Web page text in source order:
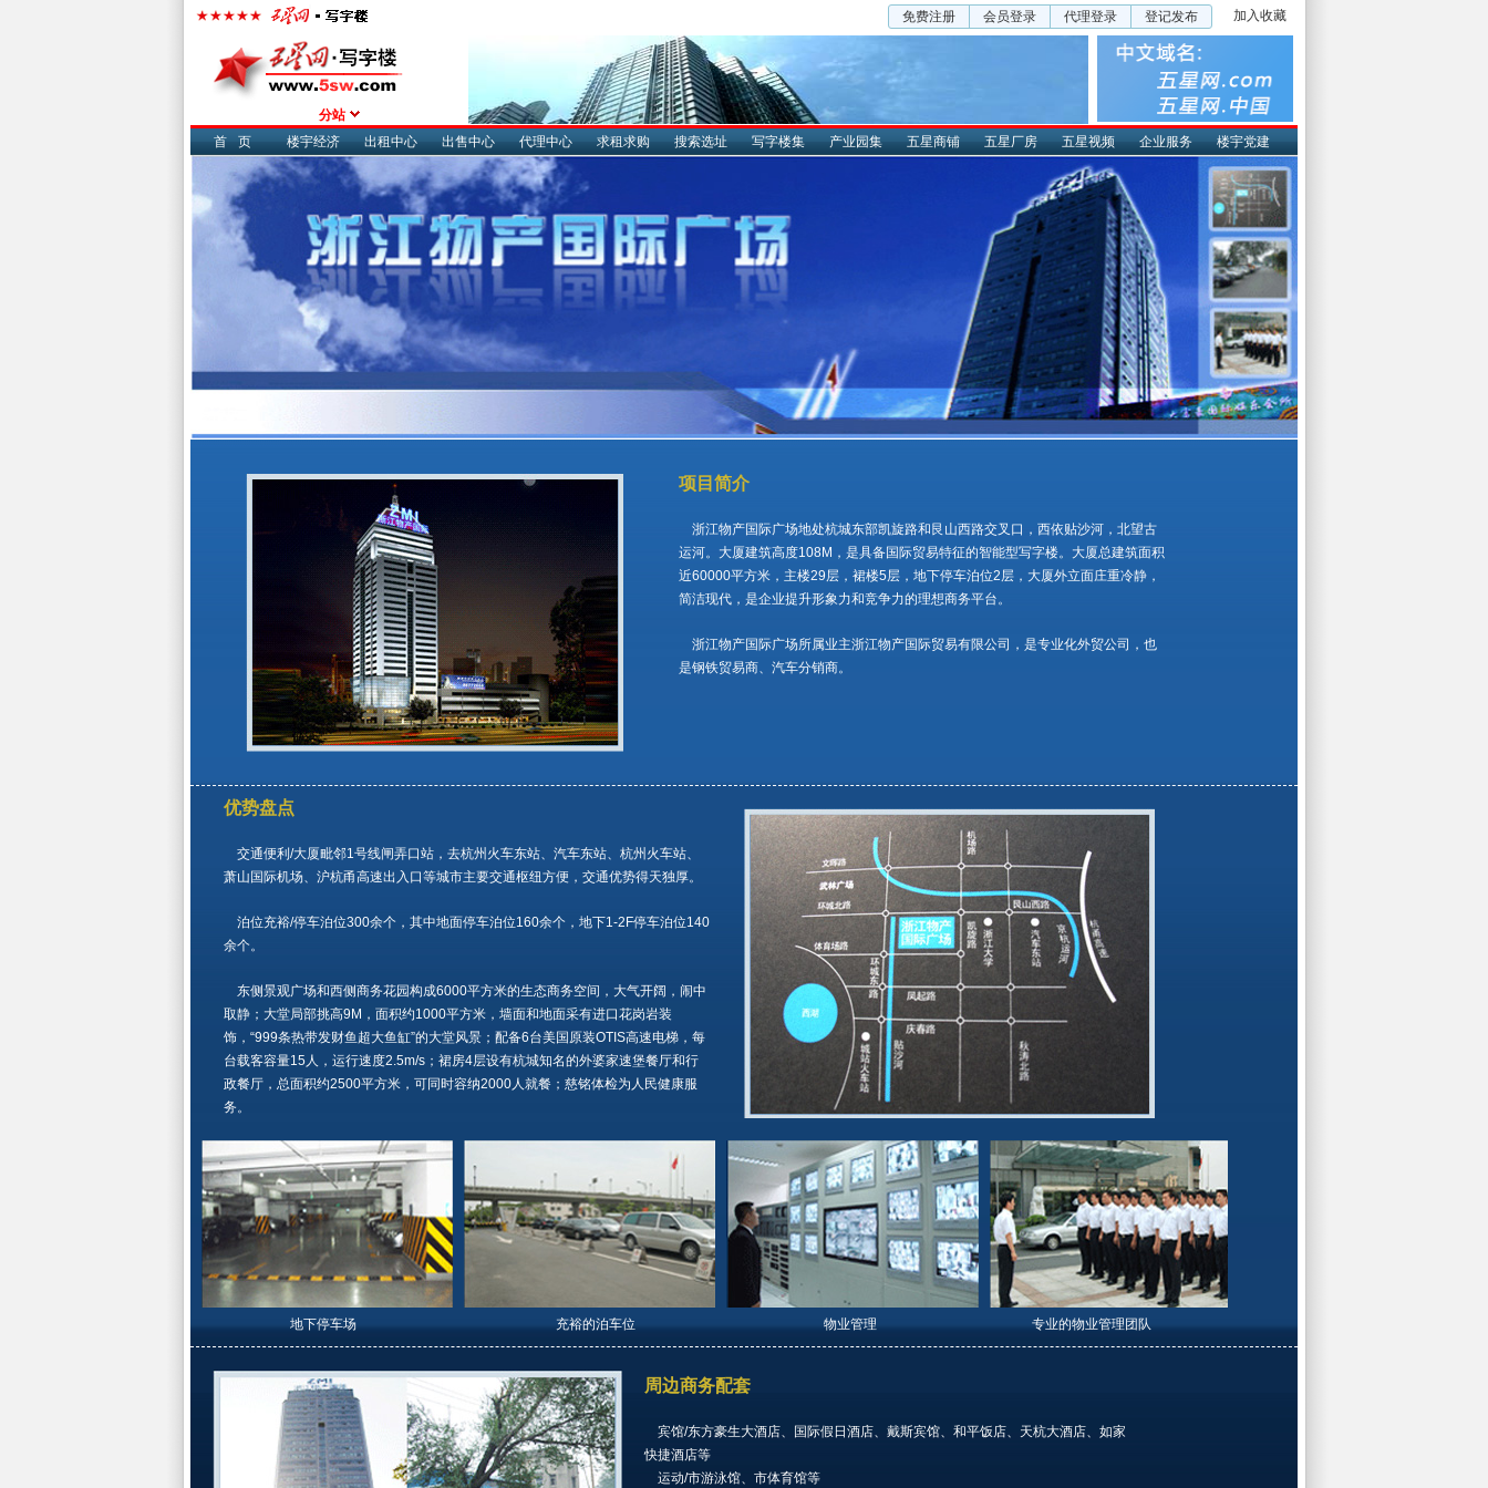
免费注册 会员登录 代理登录 登记发布 加入收藏
分站
首页
楼宇经济 出租中心 出售中心 代理中心 求租求购 搜索选址 写字楼集 产业园集 五星商铺 五星厂房 五星视频 企业服务 楼宇党建
项目简介
浙江物产国际广场地处杭城东部凯旋路和艮山西路交叉口，西依贴沙河，北望古
运河。大厦建筑高度108M，是具备国际贸易特征的智能型写字楼。大厦总建筑面积
近60000平方米，主楼29层，裙楼5层，地下停车泊位2层，大厦外立面庄重冷静，
简洁现代，是企业提升形象力和竞争力的理想商务平台。
浙江物产国际广场所属业主浙江物产国际贸易有限公司，是专业化外贸公司，也
是钢铁贸易商、汽车分销商。
优势盘点
交通便利/大厦毗邻1号线闸弄口站，去杭州火车东站、汽车东站、杭州火车站、
萧山国际机场、沪杭甬高速出入口等城市主要交通枢纽方便，交通优势得天独厚。
泊位充裕/停车泊位300余个，其中地面停车泊位160余个，地下1-2F停车泊位140
余个。
东侧景观广场和西侧商务花园构成6000平方米的生态商务空间，大气开阔，闹中
取静；大堂局部挑高9M，面积约1000平方米，墙面和地面采有进口花岗岩装
饰，“999条热带发财鱼超大鱼缸”的大堂风景；配备6台美国原装OTIS高速电梯，每
台载客容量15人，运行速度2.5m/s；裙房4层设有杭城知名的外婆家速堡餐厅和行
政餐厅，总面积约2500平方米，可同时容纳2000人就餐；慈铭体检为人民健康服
务。
地下停车场 充裕的泊车位 物业管理 专业的物业管理团队
周边商务配套
宾馆/东方豪生大酒店、国际假日酒店、戴斯宾馆、和平饭店、天杭大酒店、如家
快捷酒店等
运动/市游泳馆、市体育馆等